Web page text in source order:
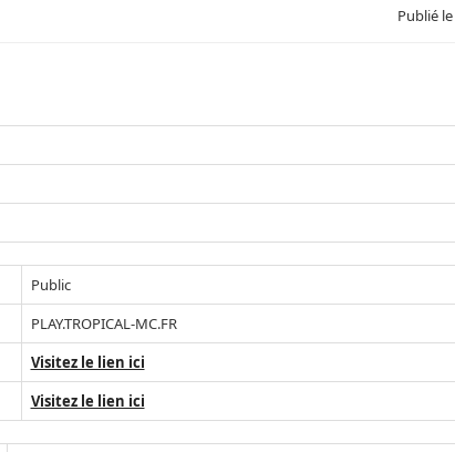
Publié le
Public
PLAY.TROPICAL-MC.FR
Visitez le lien ici
Visitez le lien ici